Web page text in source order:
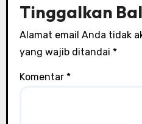
Tinggalkan
Alamat email Anda tidak
yang wajib ditandai *
Komentar *